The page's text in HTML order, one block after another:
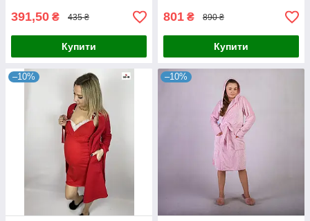
391,50 ₴ 435 ₴
Купити
801 ₴ 890 ₴
Купити
–10% –10%